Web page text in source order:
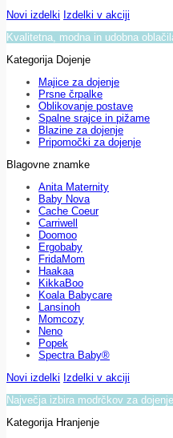
Novi izdelki Izdelki v akciji
Kvalitetna, modna in udobna
Kategorija Dojenje
Majice za dojenje
Prsne črpalke
Oblikovanje postave
Spalne srajce in pižame
Blazine za dojenje
Pripomočki za dojenje
Blagovne znamke
Anita Maternity
Baby Nova
Cache Coeur
Carriwell
Doomoo
Ergobaby
FridaMom
Haakaa
KikkaBoo
Koala Babycare
Lansinoh
Momcozy
Neno
Popek
Spectra Baby®
Novi izdelki Izdelki v akciji
Največja izbira modrčkov za
Kategorija Hranjenje